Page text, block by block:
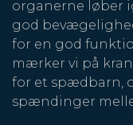
organerne løber
god
for en god
mærker vi på
for et spædbarn,
spændinger